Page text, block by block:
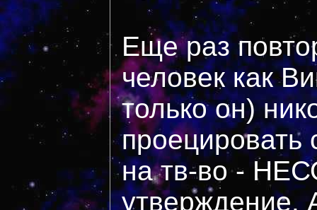
Еще раз
человек как
только он)
проецировать
на тв-во -
утверждение.